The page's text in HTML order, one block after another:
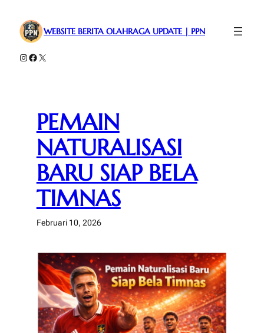
konten
WEBSITE BERITA OLAHRAGA UPDATE | PPN
Instagram
Facebook
X
PEMAIN
NATURALISASI
BARU SIAP BELA
TIMNAS
Februari 10, 2026